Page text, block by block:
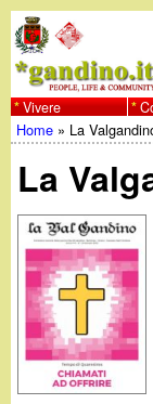
al
w
w
w
g
a
Vivere
Tu
sei
qui
Home » La
La